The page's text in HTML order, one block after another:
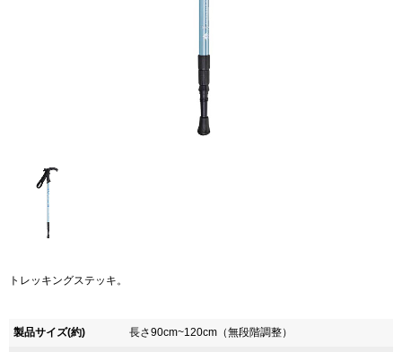
トレッキングステッキ。
製品サイズ(約) 長さ90cm~120cm（無段階調整）